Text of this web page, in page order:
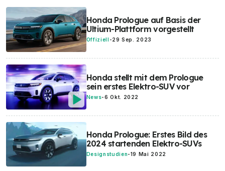
Honda Prologue auf Basis der
Ultium-Plattform vorgestellt
Offiziell -29 Sep. 2023
Honda stellt mit dem Prologue
sein erstes Elektro-SUV vor
News-6 Okt. 2022
Honda Prologue: Erstes Bild des
2024 startenden Elektro-SUVs
Designstudien-19 Mai 2022